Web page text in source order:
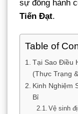
sự đồng hành
Tiến Đạt.
Table of
Tại Sao Điều
(Thực Trạng
Kinh Nghiệm
Bỉ
Vệ sinh